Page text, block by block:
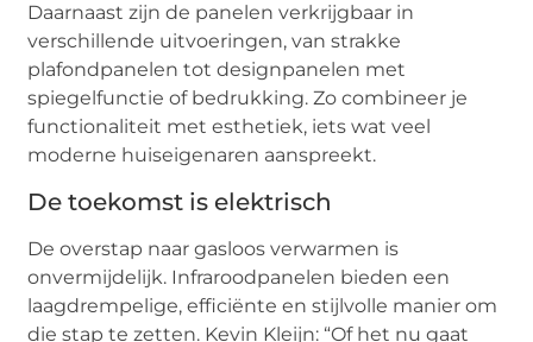
Daarnaast zijn de panelen verkrijgbaar in
verschillende uitvoeringen, van strakke
plafondpanelen tot designpanelen met
spiegelfunctie of bedrukking. Zo combineer je
functionaliteit met esthetiek, iets wat veel
moderne huiseigenaren aanspreekt.
De toekomst is elektrisch
De overstap naar gasloos verwarmen is
onvermijdelijk. Infraroodpanelen bieden een
laagdrempelige, efficiënte en stijlvolle manier om
die stap te zetten. Kevin Kleijn: “Of het nu gaat